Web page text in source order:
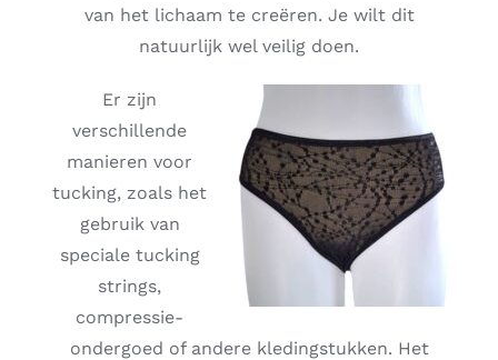
van het lichaam te creëren. Je wilt dit
natuurlijk wel veilig doen.
Er zijn
verschillende
manieren voor
tucking, zoals het
gebruik van
speciale tucking
strings,
compressie-
ondergoed of andere kledingstukken. Het